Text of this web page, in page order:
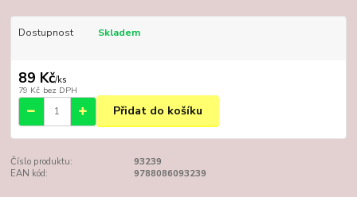
Dostupnost Skladem
89 Kč/ks
79 Kč bez DPH
Přidat do košíku
Číslo produktu:
93239
EAN kód:
9788086093239